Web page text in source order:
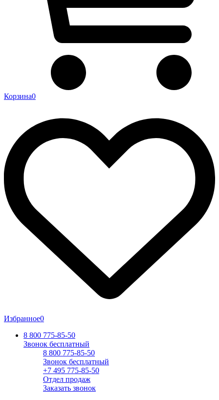
Корзина0
Избранное0
8 800 775-85-50
Звонок бесплатный
8 800 775-85-50
Звонок бесплатный
+7 495 775-85-50
Отдел продаж
Заказать звонок